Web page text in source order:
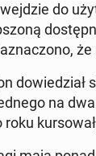
do
na
roku